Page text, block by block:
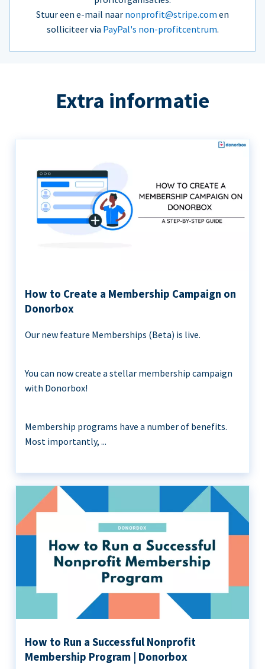
Stuur een e-mail naar nonprofit@stripe.com en
solliciteer via PayPal's non-profitcentrum.
Extra informatie
How to Create a Membership Campaign on
Donorbox
Our new feature Memberships (Beta) is live.
You can now create a stellar membership campaign
with Donorbox!
Membership programs have a number of benefits.
Most importantly, ...
How to Run a Successful Nonprofit
Membership Program | Donorbox